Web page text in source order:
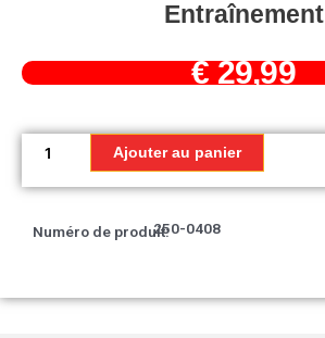
Entraînement
€29,99
quantité
Compartiment
de
Ajouter au panier
Numéro de produit:250-0408